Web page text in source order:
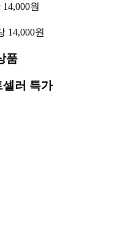
원
14,000원
품
셀러 특가